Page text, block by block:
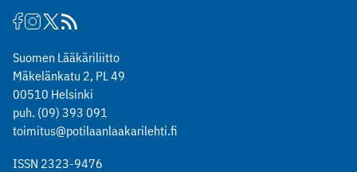
Suomen Lääkäriliitto
Mäkelänkatu 2, PL 49
00510 Helsinki
puh. (09) 393 091
toimitus@potilaanlaakarilehti.fi
ISSN 2323-9476